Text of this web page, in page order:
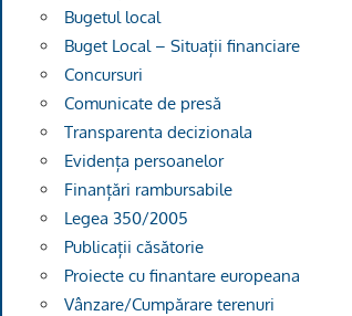
Bugetul local
Buget Local – Situații financiare
Concursuri
Comunicate de presă
Transparenta decizionala
Evidența persoanelor
Finanțări rambursabile
Legea 350/2005
Publicații căsătorie
Proiecte cu finantare europeana
Vânzare/Cumpărare terenuri